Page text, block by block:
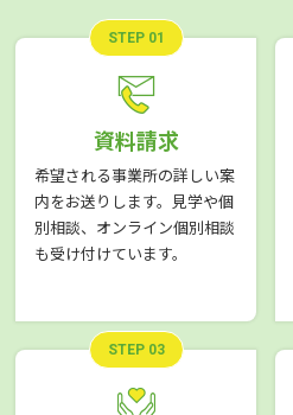
STEP 01
資料請求
希望される事業所の詳しい案
内をお送りします。見学や個
別相談、オンライン個別相談
も受け付けています。
STEP 03